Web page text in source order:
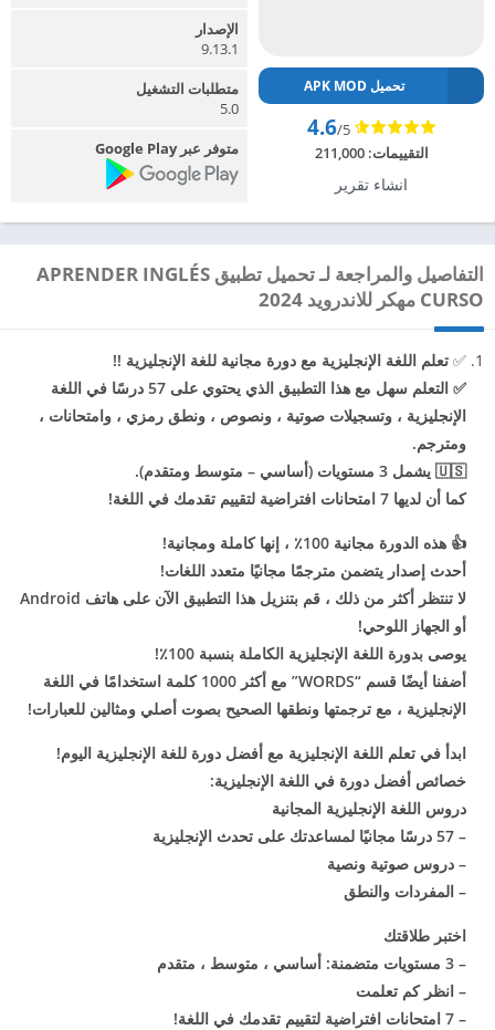
تحميل APK MOD
4.6/5
التقييمات:211,000
انشاء تقرير
الإصدار
9.13.1
متطلبات التشغيل
5.0
متوفر عبر Google Play
التفاصيل والمراجعة لـ تحميل تطبيق APRENDER INGLÉS
CURSO مهكر للاندرويد 2024
✅ تعلم اللغة الإنجليزية مع دورة مجانية للغة الإنجليزية !!
✅
التعلم سهل مع هذا التطبيق الذي يحتوي على 57 درسًا في اللغة
الإنجليزية ، وتسجيلات صوتية ، ونصوص ، ونطق رمزي ، وامتحانات ،
ومترجم.
🇺🇸 يشمل 3 مستويات (أساسي – متوسط ​​ومتقدم).
كما أن لديها 7 امتحانات افتراضية لتقييم تقدمك في اللغة!
👍 هذه الدورة مجانية 100٪ ، إنها كاملة ومجانية!
أحدث إصدار يتضمن مترجمًا مجانيًا متعدد اللغات!
لا تنتظر أكثر من ذلك ، قم بتنزيل هذا التطبيق الآن على هاتف Android
أو الجهاز اللوحي!
يوصى بدورة اللغة الإنجليزية الكاملة بنسبة 100٪!
أضفنا أيضًا قسم “WORDS” مع أكثر 1000 كلمة استخدامًا في اللغة
الإنجليزية ، مع ترجمتها ونطقها الصحيح بصوت أصلي ومثالين للعبارات!
ابدأ في تعلم اللغة الإنجليزية مع أفضل دورة للغة الإنجليزية اليوم!
خصائص أفضل دورة في اللغة الإنجليزية:
دروس اللغة الإنجليزية المجانية
– 57 درسًا مجانيًا لمساعدتك على تحدث الإنجليزية
– دروس صوتية ونصية
– المفردات والنطق
اختبر طلاقتك
– 3 مستويات متضمنة: أساسي ، متوسط ​​، متقدم
– انظر كم تعلمت
– 7 امتحانات افتراضية لتقييم تقدمك في اللغة!